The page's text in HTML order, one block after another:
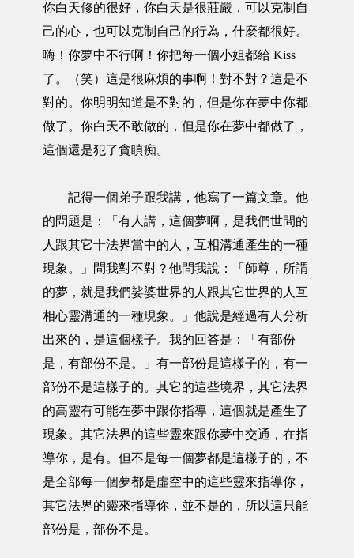
你白天修的很好，你白天是很莊嚴，可以克制自
己的心，也可以克制自己的行為，什麼都很好。
嗨！你夢中不行啊！你把每一個小姐都給 Kiss
了。（笑）這是很麻煩的事啊！對不對？這是不
對的。你明明知道是不對的，但是你在夢中你都
做了。你白天不敢做的，但是你在夢中都做了，
這個還是犯了貪瞋痴。
記得一個弟子跟我講，他寫了一篇文章。他
的問題是：「有人講，這個夢啊，是我們世間的
人跟其它十法界當中的人，互相溝通產生的一種
現象。」問我對不對？他問我說：「師尊，所謂
的夢，就是我們娑婆世界的人跟其它世界的人互
相心靈溝通的一種現象。」他說是經過有人分析
出來的，是這個樣子。我的回答是：「有部份
是，有部份不是。」有一部份是這樣子的，有一
部份不是這樣子的。其它的這些境界，其它法界
的高靈有可能在夢中跟你指導，這個就是產生了
現象。其它法界的這些靈來跟你夢中交通，在指
導你，是有。但不是每一個夢都是這樣子的，不
是全部每一個夢都是虛空中的這些靈來指導你，
其它法界的靈來指導你，並不是的，所以這只能
部份是，部份不是。